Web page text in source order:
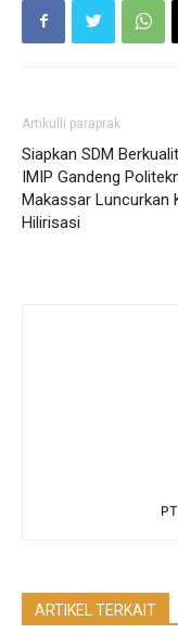
Artikulli paraprak
Siapkan SDM
IMIP Gandeng
Makassar Luncurkan
Hilirisasi
ARTIKEL TERKAIT